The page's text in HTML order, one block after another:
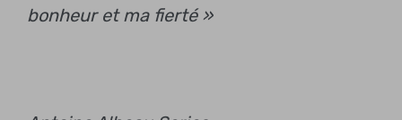
bonheur et ma fierté »